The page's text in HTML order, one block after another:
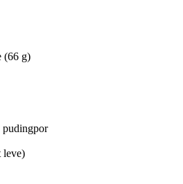
(66 g)
pudingpor
leve)